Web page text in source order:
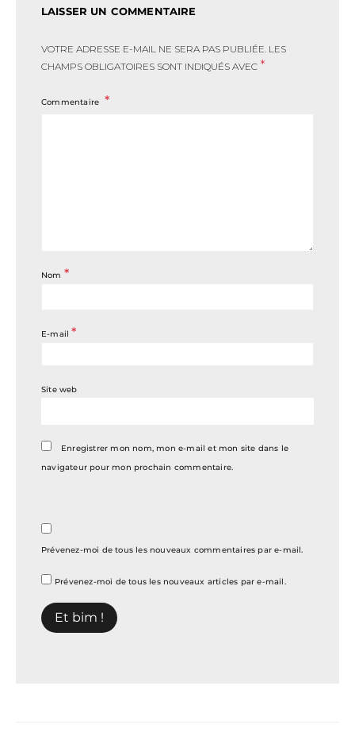
LAISSER UN COMMENTAIRE
VOTRE ADRESSE E-MAIL NE SERA PAS PUBLIÉE. LES
CHAMPS OBLIGATOIRES SONT INDIQUÉS AVEC *
Commentaire
Nom *
E-mail*
Site web
Enregistrer mon nom, mon e-mail et mon site dans le
navigateur pour mon prochain commentaire.
Prévenez-moi de tous les nouveaux commentaires par e-mail.
Prévenez-moi de tous les nouveaux articles par e-mail.